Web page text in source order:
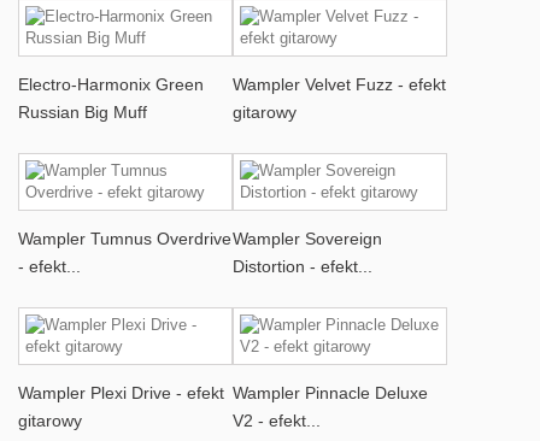
Electro-Harmonix Green
Russian Big Muff
Wampler Velvet Fuzz - efekt
gitarowy
Wampler Tumnus Overdrive
- efekt...
Wampler Sovereign
Distortion - efekt...
Wampler Plexi Drive - efekt
gitarowy
Wampler Pinnacle Deluxe
V2 - efekt...